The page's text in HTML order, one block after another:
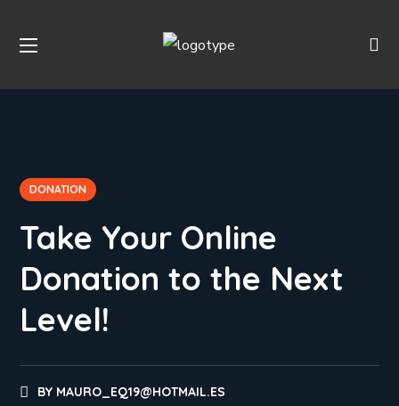
DONATION
Take Your Online
Donation to the Next
Level!
BY MAURO_EQ19@HOTMAIL.ES